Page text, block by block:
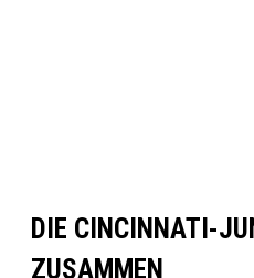
DIE CINCINNATI-
ZUSAMMEN